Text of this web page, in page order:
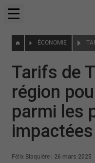
ÉCONOMIE
Tarifs de
région
parmi les
impactées
Félix Blaquière 26 mars 2025